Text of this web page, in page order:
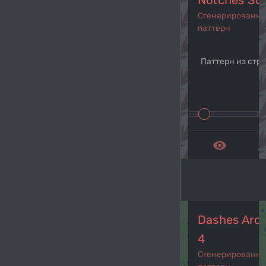
navigate_before
паттерн
Паттерн из
remove_red_eye
Dashes
4